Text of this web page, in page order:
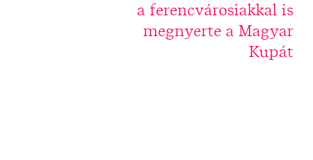
a ferencvárosiakkal is
megnyerte a Magyar
Kupát